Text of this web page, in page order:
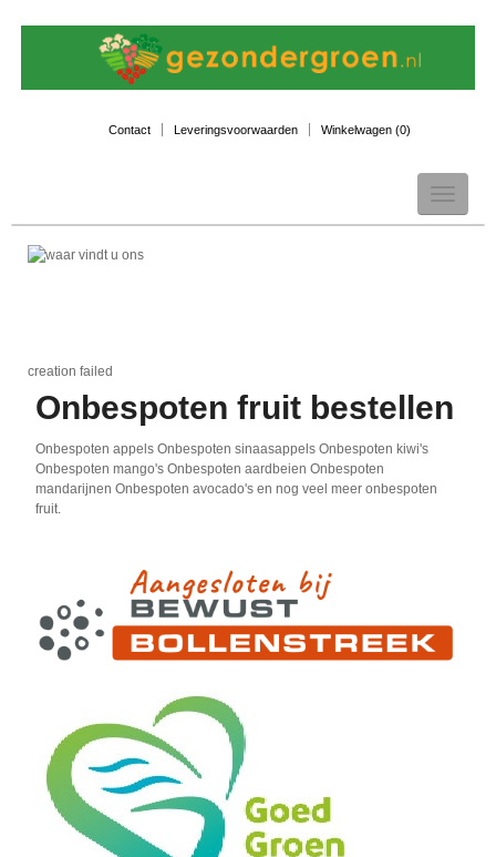
Contact Leveringsvoorwaarden Winkelwagen (0)
Toggle
creation failed
Onbespoten fruit bestellen
Onbespoten appels Onbespoten sinaasappels Onbespoten kiwi's
Onbespoten mango's Onbespoten aardbeien Onbespoten
mandarijnen Onbespoten avocado's en nog veel meer onbespoten
fruit.